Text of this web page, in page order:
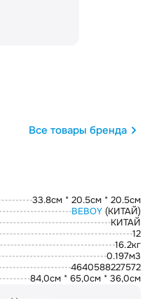
Все товары бренда
33.8см * 20.5см * 20.5см
BEBOY (КИТАЙ)
КИТАЙ
12
16.2кг
0.197м3
4640588227572
84,0см * 65,0см * 36,0см